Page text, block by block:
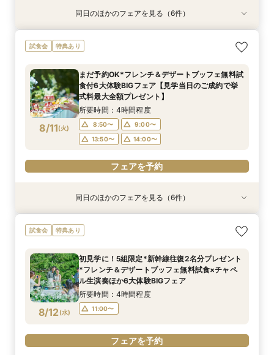
8/10(月)
総合リゾート満喫！お得に下見宿泊×レストラン
優待で滞在ウエディング体験【1日1組限定でホテ
所要時間：3時間程度
10:00〜
フェアを予約
8/10(月)
【60分だけ】クイック見学会♪＼平日は愛犬と参
加OK／
11:00〜
12:00〜
13:00〜
14:00〜
15:00〜
フェアを予約
8/10(月)
＼豪華特典！／軽井沢リゾ婚ダンドリ相談×館内
見学ツアー×国内3泊ハネムーン特典【ホテル
ストラン15％OFF利用券プレゼント】
所要時間：3時間程度
11:00〜
12:00〜
13:00〜
14:00〜
フェアを予約
8/10(月)
【オンライン】映像でチャペル・会場見学＆見積
相談／仮予約OK
11:00〜
12:00〜
13:00〜
14:00〜
フェアを予約
8/10(月)
【品川サロン他】全国サロンでリゾート挙式相談
会～最短60分～
コンシェルジュデスク
所要時間：2時間程度
11:00〜
12:00〜
13:00〜
14:00〜
15:00〜
フェアを予約
8/10(月)
【軽井沢 神前式相談フェア】水辺の独立型神殿
でリゾート和婚
11:00〜
12:00〜
13:00〜
14:00〜
フェアを予約
同日のほかのフェアを見る（6件）
試食会 特典あり
8/11(火)
まだ予約OK*フレンチ＆デザートブッフェ無料試
食付6大体験BIGフェア【見学当日のご成約で挙
式料最大全額プレゼント】
所要時間：4時間程度
8:50〜
9:00〜
13:50〜
14:00〜
フェアを予約
特典あり
8/11(火)
＼1件目来館特典／軽井沢リゾ婚ダンドリ相談×館
内見学ツア【110万円以上の挙式・披露宴で国内
所要時間：4時間程度
8:50〜
9:00〜
13:50〜
14:00〜
8/11(火)
2026年度婚礼応援！挙式料プレゼント付き特別
相談会【家族婚・マタニティウエディングにもお
所要時間：3時間程度
10:00〜 14:00〜
フェアを予約
8/11(火)
【約60分】クイック見学会♪2つのチャペル見比
べ＆会場見学
9:00〜
10:00〜
14:00〜
15:00〜
フェアを予約
8/11(火)
【軽井沢 神前式相談フェア】水辺の独立型神殿
でリゾート和婚
10:00〜 14:00〜
フェアを予約
8/11(火)
【オンライン】映像でチャペル・会場見学＆見積
相談／仮予約OK
10:00〜
11:00〜
14:00〜
15:00〜
フェアを予約
8/11(火)
【品川サロン他】全国サロンでリゾート挙式相談
会～最短60分～
コンシェルジュデスク
所要時間：2時間程度
11:00〜
12:00〜
13:00〜
フェアを予約
同日のほかのフェアを見る（6件）
試食会 特典あり
8/12(水)
初見学に！5組限定*新幹線往復2名分プレゼント
*フレンチ＆デザートブッフェ無料試食×チャペ
ル生演奏ほか6大体験BIGフェア
所要時間：4時間程度
11:00〜
フェアを予約